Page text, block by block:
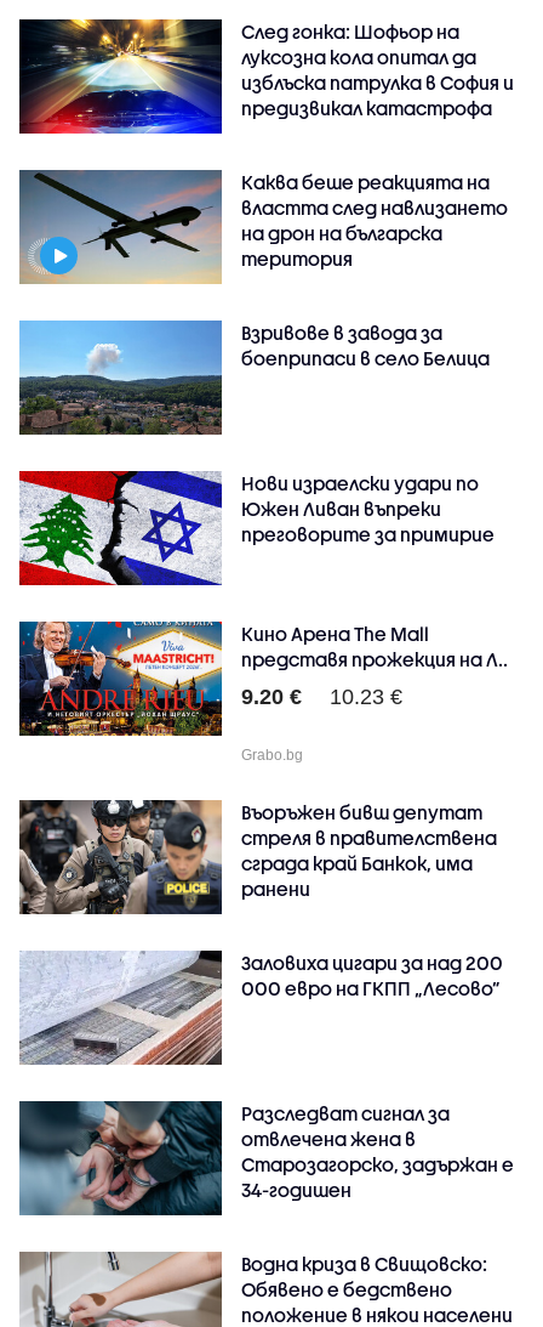
След гонка: Шофьор на
луксозна кола опитал да
изблъска патрулка в София и
предизвикал катастрофа
Каква беше реакцията на
властта след навлизането
на дрон на българска
територия
Взривове в завода за
боеприпаси в село Белица
Нови израелски удари по
Южен Ливан въпреки
преговорите за примирие
Кино Арена The Mall
представя прожекция на Л..
9.20 € 10.23 €
Grabo.bg
Въоръжен бивш депутат
стреля в правителствена
сграда край Банкок, има
ранени
Заловиха цигари за над 200
000 евро на ГКПП „Лесово”
Разследват сигнал за
отвлечена жена в
Старозагорско, задържан е
34-годишен
Водна криза в Свищовско:
Обявено е бедствено
положение в някои населени